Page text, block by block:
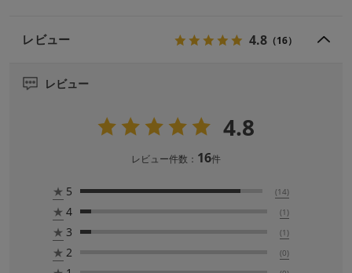
レビュー 4.8 （16）
レビュー
4.8
レビュー件数： 16件
★ 5 (14)
★ 4 (1)
★ 3 (1)
★ 2 (0)